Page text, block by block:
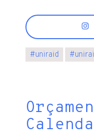
#uniraid #